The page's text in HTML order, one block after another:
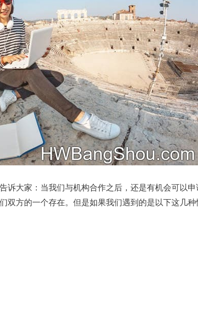
诉大家：当我们与机构合作之后，还是有机会可以
双方的一个存在。但是如果我们遇到的是以下这几